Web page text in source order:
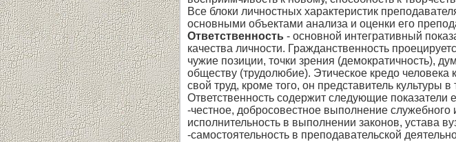
Все блоки личностных характеристик
основными объектами анализа и оценки его
Ответственность - основной интегративный
качества личности. Гражданственность
чужие позиции, точки зрения (демократичность),
обществу (трудолюбие). Этическое кредо человека
свой труд, кроме того, он представитель культуры
Ответственность содержит следующие показатели
-честное, добросовестное выполнение служебного
исполнительность в выполнении законов, устава
-самостоятельность в преподавательской